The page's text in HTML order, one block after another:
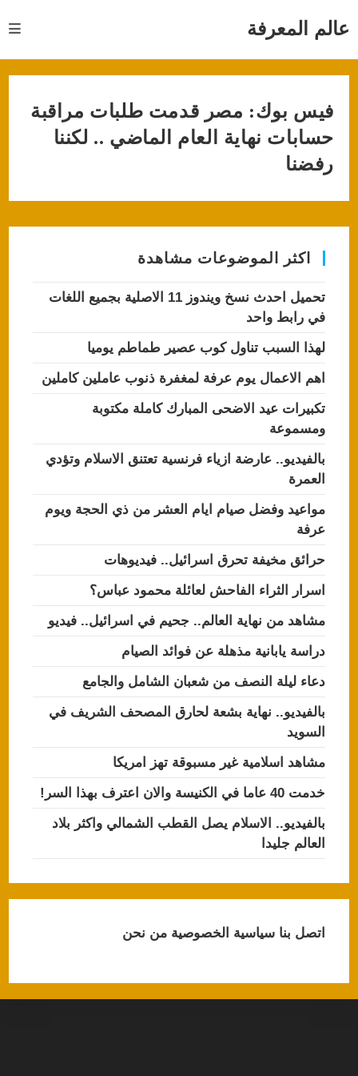
عالم المعرفة
فيس بوك: مصر قدمت طلبات مراقبة
حسابات نهاية العام الماضي .. لكننا
رفضنا
اكثر الموضوعات مشاهدة
تحميل احدث نسخ ويندوز 11 الاصلية بجميع اللغات
في رابط واحد
لهذا السبب تناول كوب عصير طماطم يوميا
اهم الاعمال يوم عرفة لمغفرة ذنوب عاملين كاملين
تكبيرات عيد الاضحى المبارك كاملة مكتوبة
ومسموعة
بالفيديو.. عارضة ازياء فرنسية تعتنق الاسلام وتؤدي
العمرة
مواعيد وفضل صيام ايام العشر من ذي الحجة ويوم
عرفة
حرائق مخيفة تحرق اسرائيل.. فيديوهات
اسرار الثراء الفاحش لعائلة محمود عباس؟
مشاهد من نهاية العالم.. جحيم في اسرائيل.. فيديو
دراسة يابانية مذهلة عن فوائد الصيام
دعاء ليلة النصف من شعبان الشامل والجامع
بالفيديو.. نهاية بشعة لحارق المصحف الشريف في
السويد
مشاهد اسلامية غير مسبوقة تهز امريكا
خدمت 40 عاما في الكنيسة والان اعترف بهذا السر!
بالفيديو.. الاسلام يصل القطب الشمالي واكثر بلاد
العالم جليدا
اتصل بناسياسية الخصوصيةمن نحن